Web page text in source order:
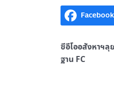
Facebook
ซีอีโออสังหาฯลุ
ฐาน FC